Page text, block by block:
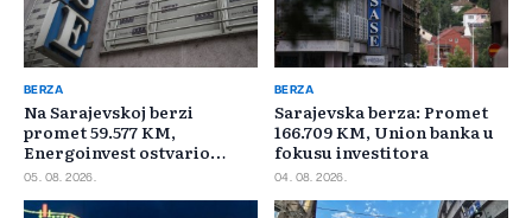
BERZA
Na Sarajevskoj berzi
promet 59.577 KM,
Energoinvest ostvario
najveći promet
05. 08. 2026.
BERZA
Sarajevska berza: Promet
166.709 KM, Union banka u
fokusu investitora
04. 08. 2026.